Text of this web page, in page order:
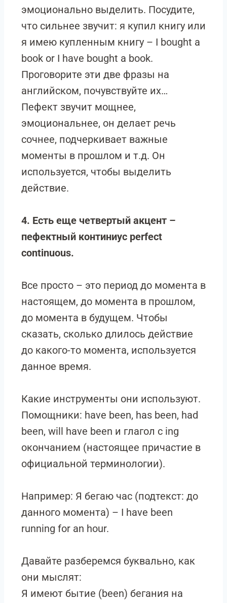
эмоционально выделить. Посудите,
что сильнее звучит: я купил книгу или
я имею купленным книгу – I bought a
book or I have bought a book.
Проговорите эти две фразы на
английском, почувствуйте их…
Пефект звучит мощнее,
эмоциональнее, он делает речь
сочнее, подчеркивает важные
моменты в прошлом и т.д. Он
используется, чтобы выделить
действие.
4. Есть еще четвертый акцент –
пефектный континиус perfect
continuous.
Все просто – это период до момента в
настоящем, до момента в прошлом,
до момента в будущем. Чтобы
сказать, сколько длилось действие
до какого-то момента, используется
данное время.
Какие инструменты они используют.
Помощники: have been, has been, had
been, will have been и глагол с ing
окончанием (настоящее причастие в
официальной терминологии).
Например: Я бегаю час (подтекст: до
данного момента) – I have been
running for an hour.
Давайте разберемся буквально, как
они мыслят:
Я имеют бытие (been) бегания на